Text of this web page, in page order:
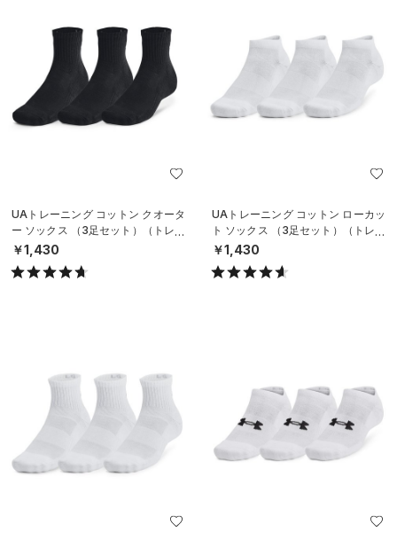
UAトレーニング コットン クオータ
ー ソックス （3足セット）（トレー
ニング/UNISEX）
￥1,430
UAトレーニング コットン ローカッ
ト ソックス （3足セット）（トレー
ニング/UNISEX）
￥1,430